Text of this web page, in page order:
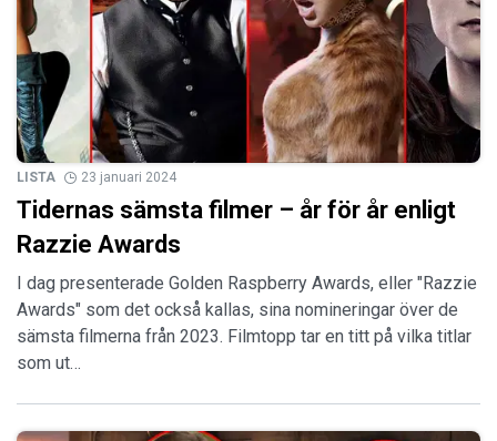
LISTA 23 januari 2024
Tidernas sämsta filmer – år för år enligt
Razzie Awards
I dag presenterade Golden Raspberry Awards, eller "Razzie
Awards" som det också kallas, sina nomineringar över de
sämsta filmerna från 2023. Filmtopp tar en titt på vilka titlar
som ut…